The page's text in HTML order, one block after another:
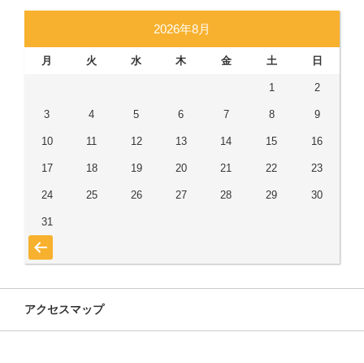
2026年8月
月 火 水 木 金 土 日
1 2
3 4 5 6 7 8 9
10 11 12 13 14 15 16
17 18 19 20 21 22 23
24 25 26 27 28 29 30
31
« 7月
アクセスマップ